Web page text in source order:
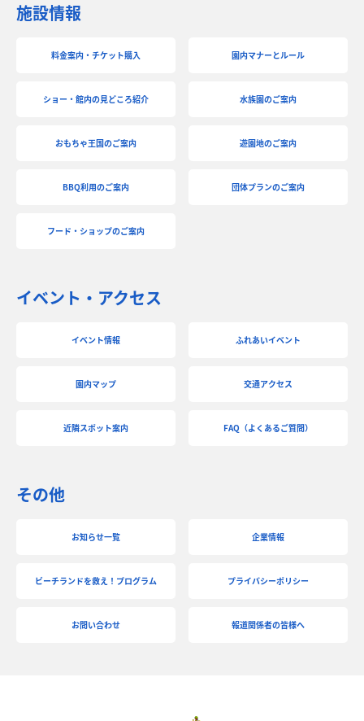
施設情報
料金案内・チケット購入 園内マナーとルール
ショー・館内の見どころ紹介 水族園のご案内
おもちゃ王国のご案内 遊園地のご案内
BBQ利用のご案内 団体プランのご案内
フード・ショップのご案内
イベント・アクセス
イベント情報 ふれあいイベント
園内マップ 交通アクセス
近隣スポット案内 FAQ（よくあるご質問）
その他
お知らせ一覧 企業情報
ビーチランドを救え！プログラム プライバシーポリシー
お問い合わせ 報道関係者の皆様へ